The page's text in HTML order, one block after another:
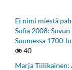
Ei nimi miestä
Sofia 2008:
Suomessa 1700-
40
Marja Tiilikainen: